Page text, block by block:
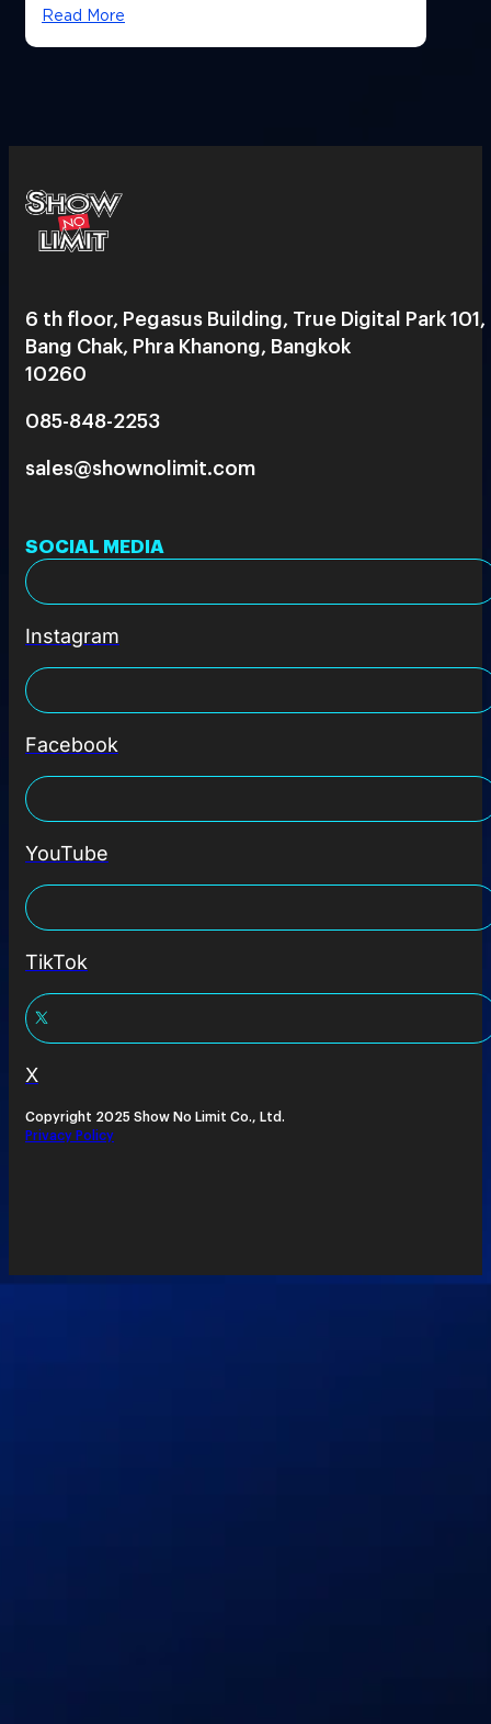
Read More
6 th floor, Pegasus Building, True Digital Park 101,
Bang Chak, Phra Khanong, Bangkok
10260
085-848-2253
sales@shownolimit.com
SOCIAL MEDIA
Instagram
Facebook
YouTube
TikTok
X
Copyright 2025 Show No Limit Co., Ltd.
Privacy Policy